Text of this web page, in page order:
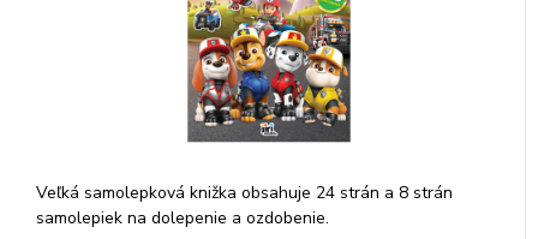
Veľká samolepková knižka obsahuje 24 strán a 8 strán
samolepiek na dolepenie a ozdobenie.